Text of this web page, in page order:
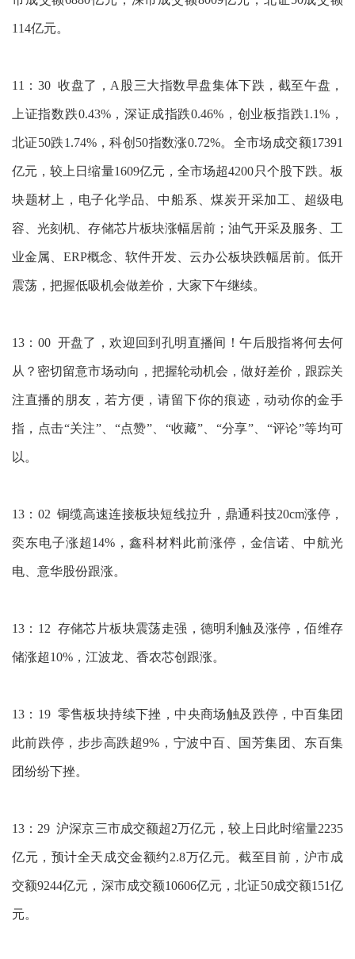
114亿元。
11：30 收盘了，A股三大指数早盘集体下跌，截至午盘，
上证指数跌0.43%，深证成指跌0.46%，创业板指跌1.1%，
北证50跌1.74%，科创50指数涨0.72%。全市场成交额17391
亿元，较上日缩量1609亿元，全市场超4200只个股下跌。板
块题材上，电子化学品、中船系、煤炭开采加工、超级电
容、光刻机、存储芯片板块涨幅居前；油气开采及服务、工
业金属、ERP概念、软件开发、云办公板块跌幅居前。低开
震荡，把握低吸机会做差价，大家下午继续。
13：00 开盘了，欢迎回到孔明直播间！午后股指将何去何
从？密切留意市场动向，把握轮动机会，做好差价，跟踪关
注直播的朋友，若方便，请留下你的痕迹，动动你的金手
指，点击“关注”、“点赞”、“收藏”、“分享”、“评论”等均可
以。
13：02 铜缆高速连接板块短线拉升，鼎通科技20cm涨停，
奕东电子涨超14%，鑫科材料此前涨停，金信诺、中航光
电、意华股份跟涨。
13：12 存储芯片板块震荡走强，德明利触及涨停，佰维存
储涨超10%，江波龙、香农芯创跟涨。
13：19 零售板块持续下挫，中央商场触及跌停，中百集团
此前跌停，步步高跌超9%，宁波中百、国芳集团、东百集
团纷纷下挫。
13：29 沪深京三市成交额超2万亿元，较上日此时缩量2235
亿元，预计全天成交金额约2.8万亿元。截至目前，沪市成
交额9244亿元，深市成交额10606亿元，北证50成交额151亿
元。